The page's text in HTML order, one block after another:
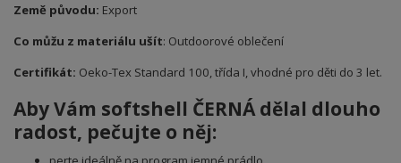
Země původu: Export
Co můžu z materiálu ušít: Outdoorové oblečení
Certifikát: Oeko-Tex Standard 100, třída I, vhodné pro děti do 3 let.
Aby Vám softshell ČERNÁdělal dlouho
radost, pečujte o něj: